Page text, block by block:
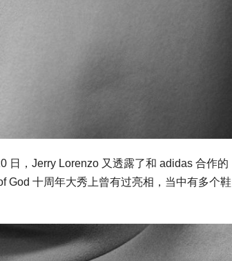
日，Jerry Lorenzo 又透露了和 adidas 合作的
God 十周年大秀上曾有过亮相，当中有多个鞋